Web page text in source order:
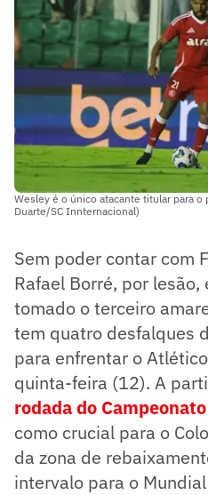
Wesley é o único atacante titular para o
Duarte/SC Innternacional)
Sem poder contar com
Rafael Borré, por
tomado o terceiro
tem quatro desfalques
para enfrentar o
quinta-feira (12). A
rodada do
como crucial para o
da zona de
intervalo para o